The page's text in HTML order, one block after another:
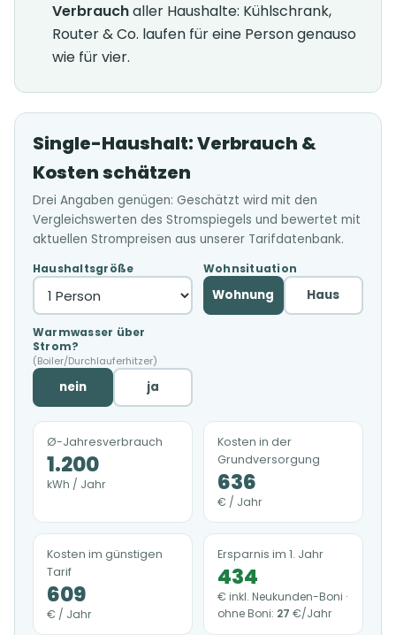
Verbrauchaller Haushalte: Kühlschrank,
Router & Co. laufen für eine Person genauso
wie für vier.
Single-Haushalt: Verbrauch &
Kosten schätzen
Drei Angaben genügen: Geschätzt wird mit den
Vergleichswerten des Stromspiegels und bewertet mit
aktuellen Strompreisen aus unserer Tarifdatenbank.
Haushaltsgröße Wohnsituation
Wohnung Haus
Warmwasser über
Strom?
(Boiler/Durchlauferhitzer)
nein ja
Ø-Jahresverbrauch
1.200
kWh / Jahr
Kosten in der
Grundversorgung
636
€ / Jahr
Kosten im günstigen
Tarif
609
€ / Jahr
Ersparnis im 1. Jahr
434
€ inkl. Neukunden-Boni ·
ohne Boni: 27 €/Jahr